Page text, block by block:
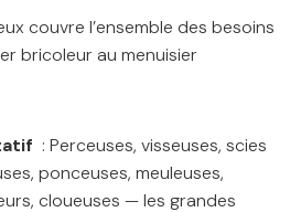
couvre l’ensemble des besoins
bricoleur au menuisier
: Perceuses, visseuses, scies
ponceuses, meuleuses,
cloueuses — les grandes